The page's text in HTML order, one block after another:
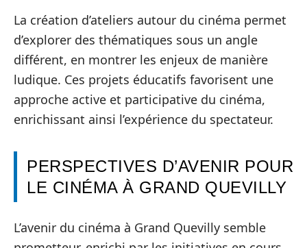
La création d’ateliers autour du cinéma permet
d’explorer des thématiques sous un angle
différent, en montrer les enjeux de manière
ludique. Ces projets éducatifs favorisent une
approche active et participative du cinéma,
enrichissant ainsi l’expérience du spectateur.
PERSPECTIVES D’AVENIR POUR
LE CINÉMA À GRAND QUEVILLY
L’avenir du cinéma à Grand Quevilly semble